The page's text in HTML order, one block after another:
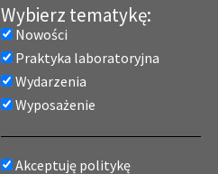
Wybierz tematykę:
Nowości
Praktyka laboratoryjna
Wydarzenia
Wyposażenie
Akceptuję politykę